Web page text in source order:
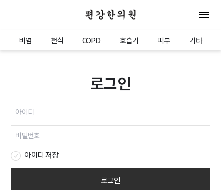
편강한의원 전체
비염 천식 COPD 호흡기 피부 기타
로그인
아이디 저장